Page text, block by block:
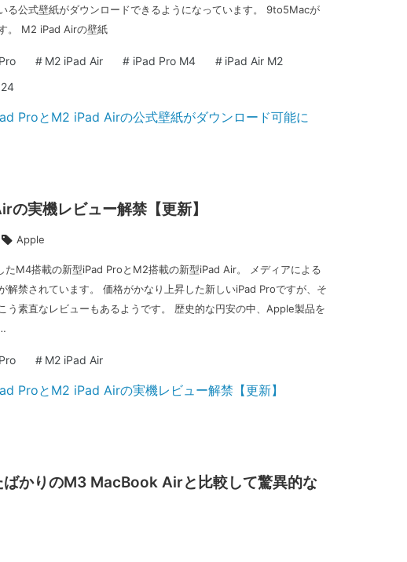
る公式壁紙がダウンロードできるようになっています。 9to5Macが
。 M2 iPad Airの壁紙
# M2 iPad Air # iPad Pro M4 # iPad Air M2
実機レビュー解禁【更新】
Apple
たM4搭載の新型iPad ProとM2搭載の新型iPad Air。 メディアによる
解禁されています。 価格がかなり上昇した新しいiPad Proですが、そ
う素直なレビューもあるようです。 歴史的な円安の中、Apple製品を
# M2 iPad Air
かりのM3 MacBook Airと比較して驚異的な